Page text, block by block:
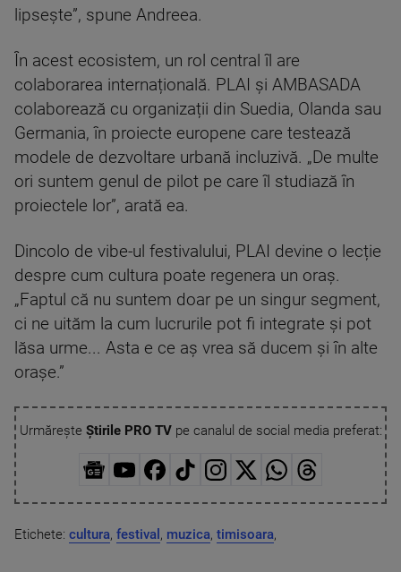
lipsește”, spune Andreea.
În acest ecosistem, un rol central îl are
colaborarea internațională. PLAI și AMBASADA
colaborează cu organizații din Suedia, Olanda sau
Germania, în proiecte europene care testează
modele de dezvoltare urbană incluzivă. „De multe
ori suntem genul de pilot pe care îl studiază în
proiectele lor”, arată ea.
Dincolo de vibe-ul festivalului, PLAI devine o lecție
despre cum cultura poate regenera un oraș.
„Faptul că nu suntem doar pe un singur segment,
ci ne uităm la cum lucrurile pot fi integrate și pot
lăsa urme... Asta e ce aș vrea să ducem și în alte
orașe.”
Urmărește Știrile PRO TVpe canalul de social media preferat:
Etichete: cultura, festival , muzica, timisoara,